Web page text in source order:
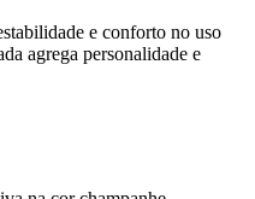
e conforto no uso
agrega personalidade e